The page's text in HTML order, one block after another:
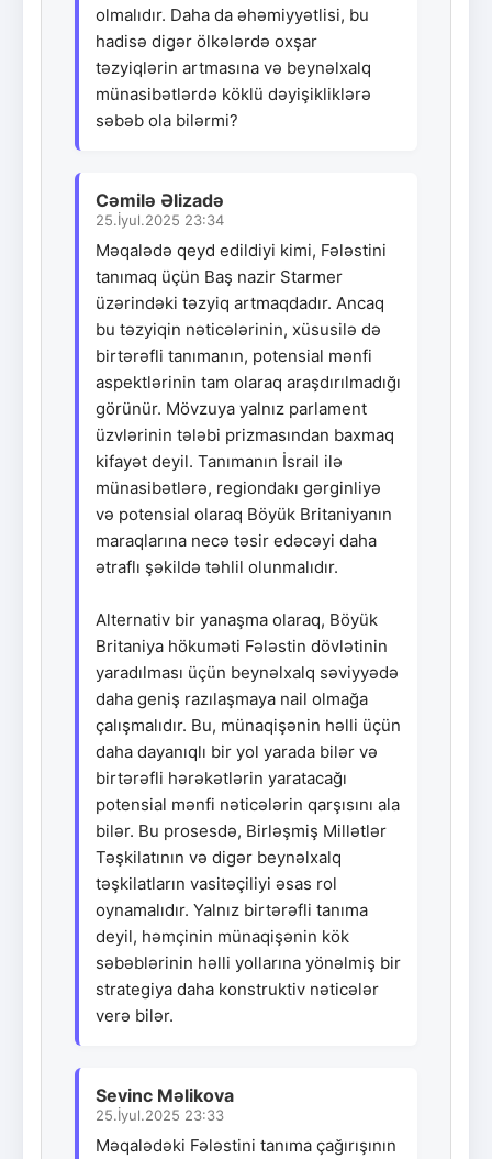
olmalıdır. Daha da əhəmiyyətlisi, bu
hadisə digər ölkələrdə oxşar
təzyiqlərin artmasına və beynəlxalq
münasibətlərdə köklü dəyişikliklərə
səbəb ola bilərmi?
Cəmilə Əlizadə
25.İyul.2025 23:34
Məqalədə qeyd edildiyi kimi, Fələstini
tanımaq üçün Baş nazir Starmer
üzərindəki təzyiq artmaqdadır. Ancaq
bu təzyiqin nəticələrinin, xüsusilə də
birtərəfli tanımanın, potensial mənfi
aspektlərinin tam olaraq araşdırılmadığı
görünür. Mövzuya yalnız parlament
üzvlərinin tələbi prizmasından baxmaq
kifayət deyil. Tanımanın İsrail ilə
münasibətlərə, regiondakı gərginliyə
və potensial olaraq Böyük Britaniyanın
maraqlarına necə təsir edəcəyi daha
ətraflı şəkildə təhlil olunmalıdır.
Alternativ bir yanaşma olaraq, Böyük
Britaniya hökuməti Fələstin dövlətinin
yaradılması üçün beynəlxalq səviyyədə
daha geniş razılaşmaya nail olmağa
çalışmalıdır. Bu, münaqişənin həlli üçün
daha dayanıqlı bir yol yarada bilər və
birtərəfli hərəkətlərin yaratacağı
potensial mənfi nəticələrin qarşısını ala
bilər. Bu prosesdə, Birləşmiş Millətlər
Təşkilatının və digər beynəlxalq
təşkilatların vasitəçiliyi əsas rol
oynamalıdır. Yalnız birtərəfli tanıma
deyil, həmçinin münaqişənin kök
səbəblərinin həlli yollarına yönəlmiş bir
strategiya daha konstruktiv nəticələr
verə bilər.
Sevinc Məlikova
25.İyul.2025 23:33
Məqalədəki Fələstini tanıma çağırışının